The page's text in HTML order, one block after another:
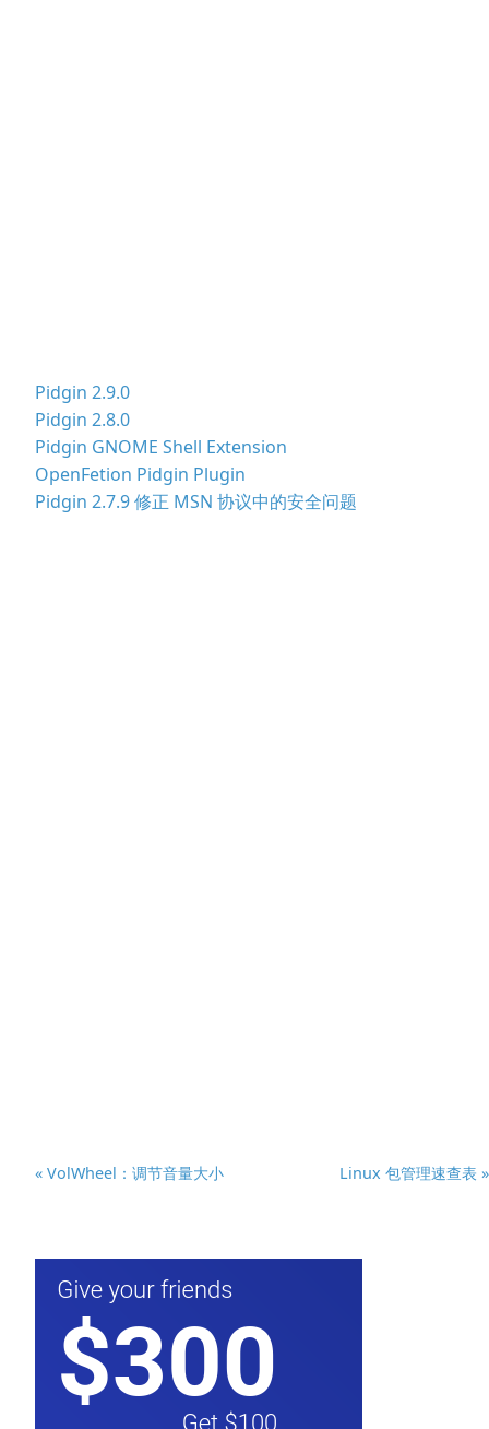
Pidgin 2.9.0
Pidgin 2.8.0
Pidgin GNOME Shell Extension
OpenFetion Pidgin Plugin
Pidgin 2.7.9 修正 MSN 协议中的安全问题
« VolWheel：调节音量大小 Linux 包管理速查表 »